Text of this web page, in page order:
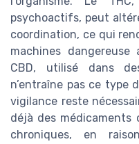
psychoactifs, peut
coordination, ce qui
machines dangereuse
CBD, utilisé dans
n’entraîne pas ce type
vigilance reste
déjà des médicaments
chroniques, en